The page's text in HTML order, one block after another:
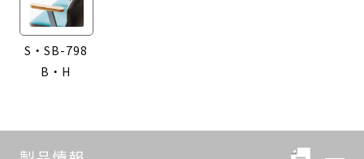
S・SB-798
B・H